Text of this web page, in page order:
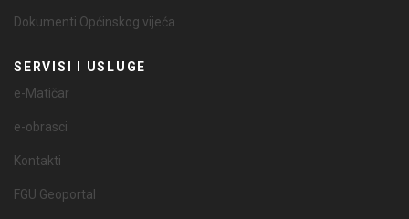
Dokumenti Općinskog vijeća
SERVISI I USLUGE
e-Matičar
e-obrasci
Kontakti
FGU Geoportal